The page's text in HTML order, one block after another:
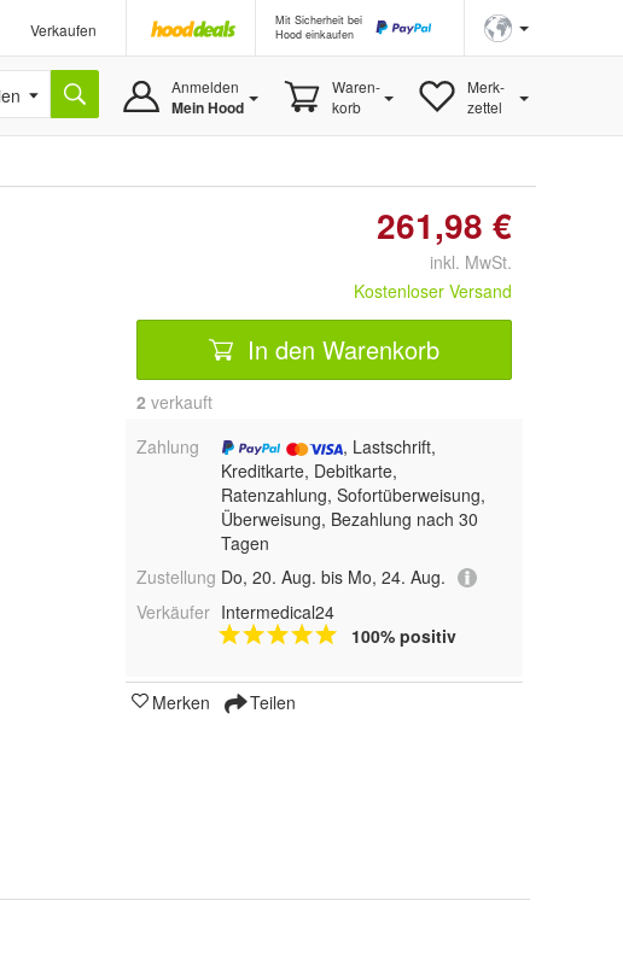
Verkaufen
Mit Sicherheit bei
Hood einkaufen
Anmelden
Mein Hood
Waren-
korb
Merk-
zettel
261,98 €
inkl. MwSt.
Kostenloser Versand
In den Warenkorb
2 verkauft
Zahlung
, Lastschrift,
Kreditkarte, Debitkarte,
Ratenzahlung, Sofortüberweisung,
Überweisung, Bezahlung nach 30
Tagen
Zustellung Do, 20. Aug. bis Mo, 24. Aug.
Verkäufer Intermedical24
100% positiv
Merken Teilen